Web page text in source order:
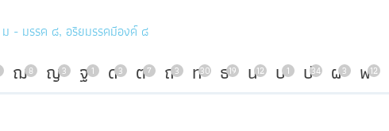
ม - มรรค ๘, อริยมรรคมีองค์ ๘
ฌ8 ญ3 ฐ1 ด3 ต7 ถ3 ท30 ธ19 น12 บ1 ป34 ผ3 พ12